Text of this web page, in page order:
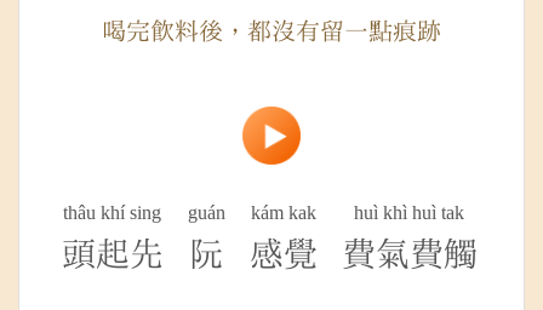
喝完飲料後，都沒有留一點痕跡
thâu khí sing
頭起先
guán
阮
kám kak
感覺
huì khì huì tak
費氣費觸